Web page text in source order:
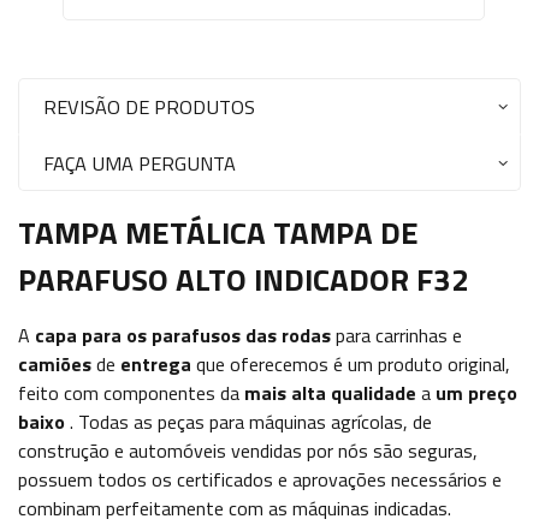
REVISÃO DE PRODUTOS
FAÇA UMA PERGUNTA
TAMPA METÁLICA TAMPA DE
PARAFUSO ALTO INDICADOR F32
A capa para os parafusos das rodaspara carrinhas e
camiõesde entrega que oferecemos é um produto original,
feito com componentes da mais alta qualidade a um preço
baixo. Todas as peças para máquinas agrícolas, de
construção e automóveis vendidas por nós são seguras,
possuem todos os certificados e aprovações necessários e
combinam perfeitamente com as máquinas indicadas.